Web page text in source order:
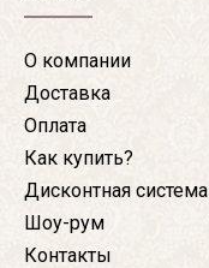
О компании
Доставка
Оплата
Как купить?
Дисконтная система
Шоу-рум
Контакты